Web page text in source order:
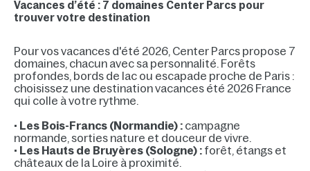
Vacances d’été : 7 domaines Center Parcs pour
trouver votre destination
Pour vos vacances d'été 2026, Center Parcs propose 7
domaines, chacun avec sa personnalité. Forêts
profondes, bords de lac ou escapade proche de Paris :
choisissez une destination vacances été 2026 France
qui colle à votre rythme.
• Les Bois-Francs (Normandie) : campagne
normande, sorties nature et douceur de vivre.
• Les Hauts de Bruyères (Sologne) : forêt, étangs et
châteaux de la Loire à proximité.